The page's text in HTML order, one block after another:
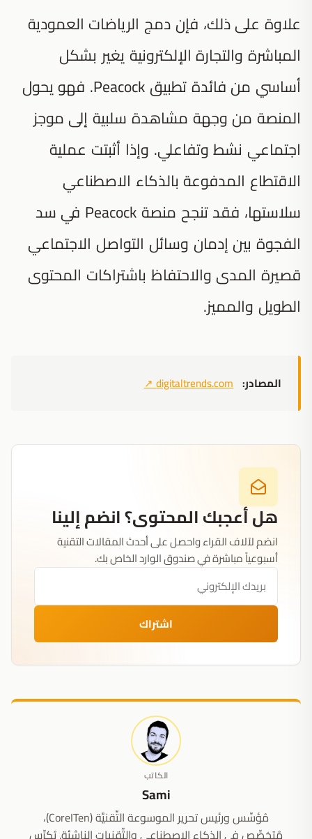
علاوة على ذلك، فإن دمج الرياضات العمودية
المباشرة والتجارة الإلكترونية يغير بشكل
أساسي من فائدة تطبيق Peacock. فهو يحول
المنصة من وجهة مشاهدة سلبية إلى موجز
اجتماعي نشط وتفاعلي. وإذا أثبتت عملية
الاقتطاع المدفوعة بالذكاء الاصطناعي
سلاستها، فقد تنجح منصة Peacock في سد
الفجوة بين إدمان وسائل التواصل الاجتماعي
قصيرة المدى والاحتفاظ باشتراكات المحتوى
الطويل والمميز.
المصادر: digitaltrends.com
↗
هل أعجبك المحتوى؟ انضم إلينا
انضم لآلاف القراء واحصل على أحدث المقالات التقنية
أسبوعياً مباشرة في صندوق الوارد الخاص بك.
اشتراك
الكاتب
Sami
مُؤسِّس ورئيس تحرير الموسوعة التِّقنيَّة (CoreITen)،